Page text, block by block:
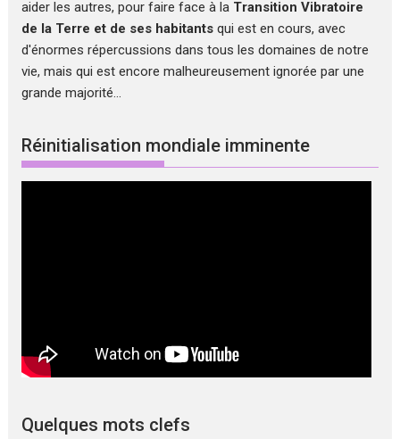
aider les autres, pour faire face à la Transition Vibratoire
de la Terre et de ses habitants qui est en cours, avec
d'énormes répercussions dans tous les domaines de notre
vie, mais qui est encore malheureusement ignorée par une
grande majorité...
Réinitialisation mondiale imminente
Quelques mots clefs